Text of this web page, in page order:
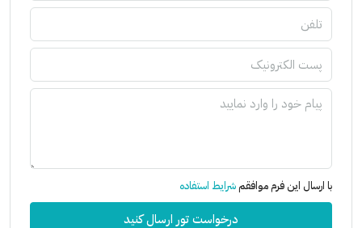
با ارسال این فرم موافقمشرایط استفاده
درخواست تور ارسال کنید